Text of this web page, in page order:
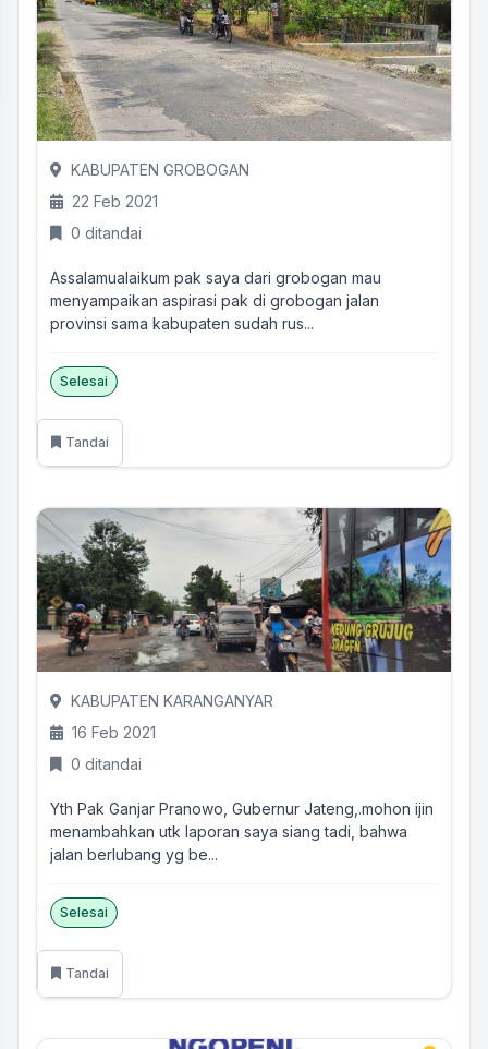
KABUPATEN GROBOGAN
22 Feb 2021
0 ditandai
Assalamualaikum pak saya dari grobogan mau
menyampaikan aspirasi pak di grobogan jalan
provinsi sama kabupaten sudah rus...
Selesai
Tandai
KABUPATEN KARANGANYAR
16 Feb 2021
0 ditandai
Yth Pak Ganjar Pranowo, Gubernur Jateng,.mohon ijin
menambahkan utk laporan saya siang tadi, bahwa
jalan berlubang yg be...
Selesai
Tandai